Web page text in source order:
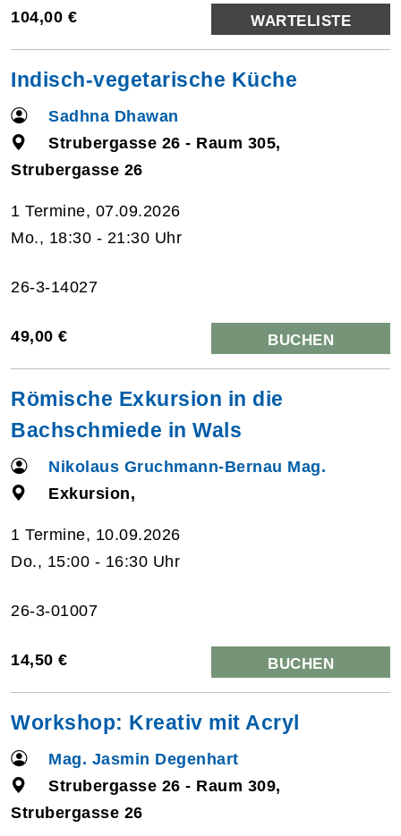
104,00 € WARTELISTE
Indisch-vegetarische Küche
Sadhna Dhawan
Strubergasse 26 - Raum 305,
Strubergasse 26
1 Termine, 07.09.2026
Mo., 18:30 - 21:30 Uhr
26-3-14027
49,00 € BUCHEN
Römische Exkursion in die
Bachschmiede in Wals
Nikolaus Gruchmann-Bernau Mag.
Exkursion,
1 Termine, 10.09.2026
Do., 15:00 - 16:30 Uhr
26-3-01007
14,50 € BUCHEN
Workshop: Kreativ mit Acryl
Mag. Jasmin Degenhart
Strubergasse 26 - Raum 309,
Strubergasse 26